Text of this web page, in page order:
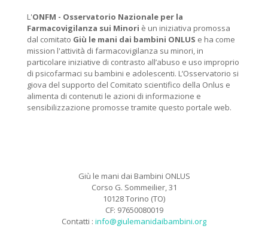
L'ONFM - Osservatorio Nazionale per la
Farmacovigilanza sui Minori è un iniziativa promossa
dal comitato Giù le mani dai bambini ONLUS e ha come
mission l'attività di farmacovigilanza su minori, in
particolare iniziative di contrasto all’abuso e uso improprio
di psicofarmaci su bambini e adolescenti. L’Osservatorio si
giova del supporto del Comitato scientifico della Onlus e
alimenta di contenuti le azioni di informazione e
sensibilizzazione promosse tramite questo portale web.
Giù le mani dai Bambini ONLUS
Corso G. Sommeilier, 31
10128 Torino (TO)
CF: 97650080019
Contatti : info@giulemanidaibambini.org